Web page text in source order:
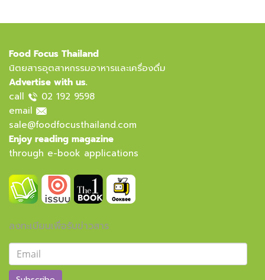
Food Focus Thailand
นิตยสารอุตสาหกรรมอาหารและเครื่องดื่ม
Advertise with us.
call
02 192 9598
email
sale@foodfocusthailand.com
Enjoy reading magazine
through e-book applications
ลงทะเบียนเพื่อรับข่าวสาร